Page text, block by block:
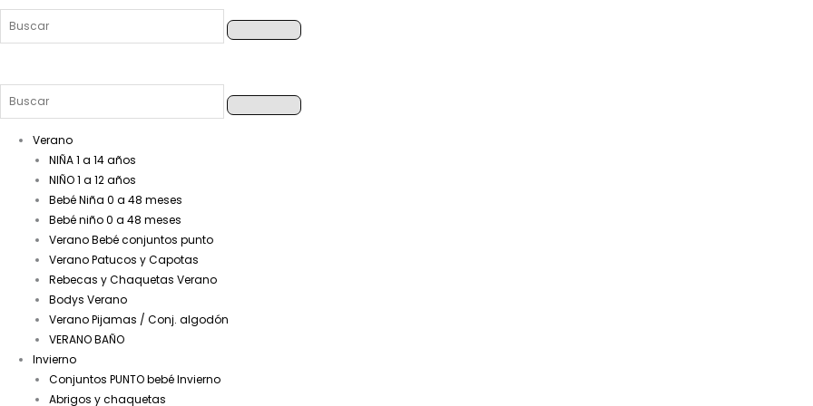
Verano
NIÑA 1 a 14 años
NIÑO 1 a 12 años
Bebé Niña 0 a 48 meses
Bebé niño 0 a 48 meses
Verano Bebé conjuntos punto
Verano Patucos y Capotas
Rebecas y Chaquetas Verano
Bodys Verano
Verano Pijamas / Conj. algodón
VERANO BAÑO
Invierno
Conjuntos PUNTO bebé Invierno
Abrigos y chaquetas